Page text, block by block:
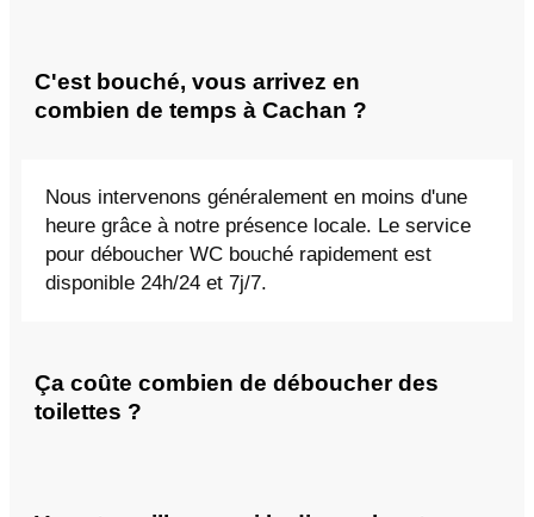
C'est bouché, vous arrivez en
combien de temps à Cachan ?
Nous intervenons généralement en moins d'une
heure grâce à notre présence locale. Le service
pour déboucher WC bouché rapidement est
disponible 24h/24 et 7j/7.
Ça coûte combien de déboucher des
toilettes ?